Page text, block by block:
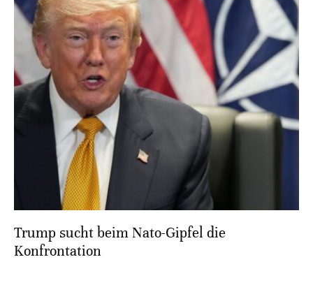
Trump sucht beim Nato-Gipfel die
Konfrontation